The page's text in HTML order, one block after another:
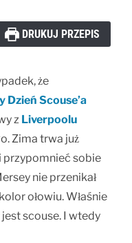
DRUKUJ PRZEPIS
że
Dzień Scouse’a
z Liverpoolu
Zima trwa już
przypomnieć sobie
nie przenikał
ołowiu. Właśnie
scouse. I wtedy